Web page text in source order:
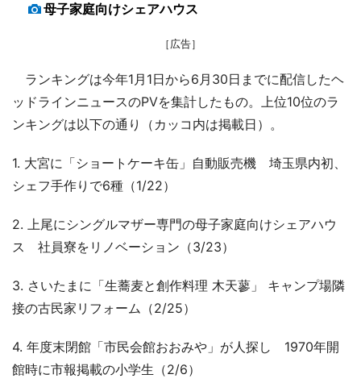
母子家庭向けシェアハウス
［広告］
ランキングは今年1月1日から6月30日までに配信したヘ
ッドラインニュースのPVを集計したもの。上位10位のラ
ンキングは以下の通り（カッコ内は掲載日）。
1. 大宮に「ショートケーキ缶」自動販売機 埼玉県内初、
シェフ手作りで6種（1/22）
2. 上尾にシングルマザー専門の母子家庭向けシェアハウ
ス 社員寮をリノベーション（3/23）
3. さいたまに「生蕎麦と創作料理 木天蓼」 キャンプ場隣
接の古民家リフォーム（2/25）
4. 年度末閉館「市民会館おおみや」が人探し 1970年開
館時に市報掲載の小学生（2/6）